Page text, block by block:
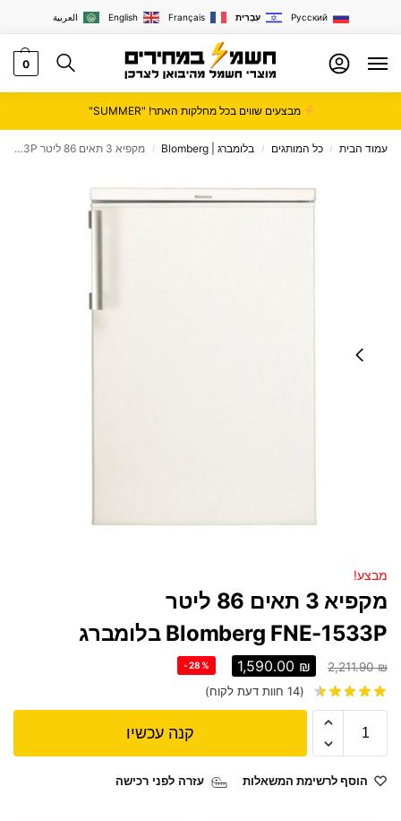
العربية English Français עִבְרִית Русский
0
מבצעים שווים בכל מחלקות האתר! "SUMMER"
עמוד הבית / כל המותגים / בלומברג | Blomberg / מקפיא 3 תאים 86 ליטר Blomberg FNE-1533P בלומברג
מבצע!
מקפיא 3 תאים 86 ליטר
Blomberg FNE-1533P בלומברג
2,211.90₪
1,590.00 ₪
-28%
(
14 חוות דעת לקוח)
קנה עכשיו
הוסף לרשימת המשאלות עזרה לפני רכישה